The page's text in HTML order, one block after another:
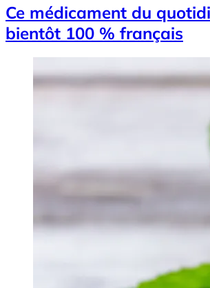
Ce médicament du
bientôt 100 % français